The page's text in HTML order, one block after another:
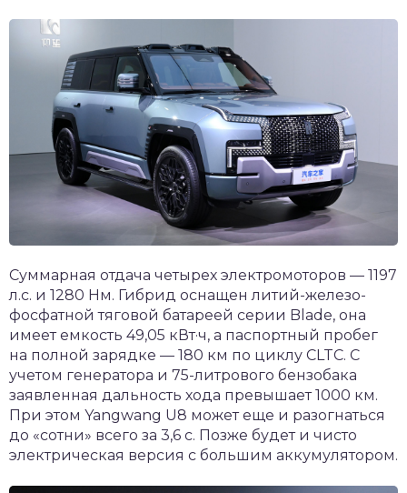
Суммарная отдача четырех электромоторов — 1197
л.с. и 1280 Нм. Гибрид оснащен литий-железо-
фосфатной тяговой батареей серии Blade, она
имеет емкость 49,05 кВт·ч, а паспортный пробег
на полной зарядке — 180 км по циклу CLTC. С
учетом генератора и 75-литрового бензобака
заявленная дальность хода превышает 1000 км.
При этом Yangwang U8 может еще и разогнаться
до «сотни» всего за 3,6 с. Позже будет и чисто
электрическая версия с большим аккумулятором.